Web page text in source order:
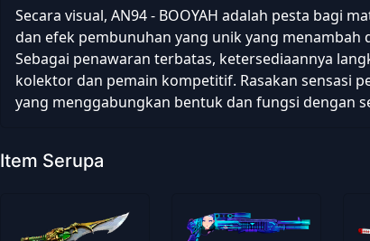
Secara visual, AN94 - BOOYAH adalah pesta bagi
dan efek pembunuhan yang unik yang menambah
Sebagai penawaran terbatas, ketersediaannya
kolektor dan pemain kompetitif. Rasakan sensasi
yang menggabungkan bentuk dan fungsi dengan
Item Serupa